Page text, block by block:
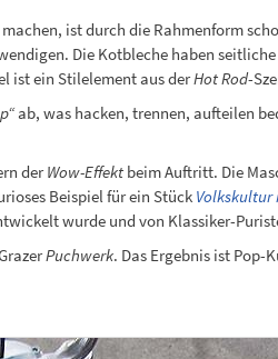
ist durch die Rahmenform
Die Kotbleche haben seitliche
ist ein Stilelement aus derHot Rod-
ab, was hacken, trennen, aufteilen
derWow-Effekt beim Auftritt. Die
Beispiel für ein Stück Volkskultur
wurde und von Klassiker-
Puchwerk. Das Ergebnis ist Pop-